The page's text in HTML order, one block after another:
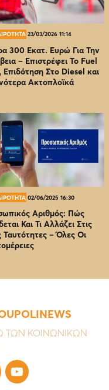
23/03/2026 11:14
300 Εκατ. Ευρώ Για Την
– Επιστρέφει Το Fuel
Επιδότηση Στο Diesel και
Ακτοπλοϊκά
02/06/2025 16:30
Αριθμός: Πώς
Και Τι Αλλάζει Στις
Ταυτότητες – Όλες Οι
ΤΩΝ ΚΟΙΝΩΝΙΚΩΝ
